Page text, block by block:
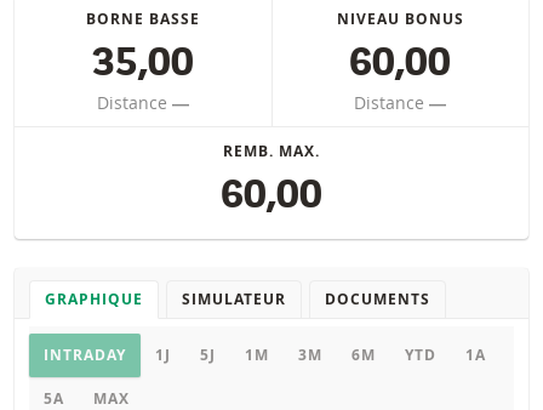
BORNE BASSE
35,00
Distance ―
NIVEAU BONUS
60,00
Distance ―
REMB. MAX.
60,00
GRAPHIQUE SIMULATEUR DOCUMENTS
Graphique
INTRADAY 1J 5J 1M 3M 6M YTD 1A
5A MAX